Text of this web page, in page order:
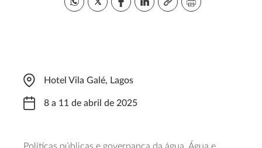
Hotel Vila Galé, Lagos
8 a 11 de abril de 2025
Políticas públicas e governança da água, Água e